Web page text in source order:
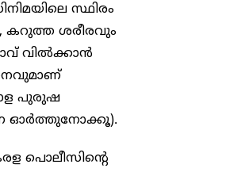
സ്ഥിരം
കറുത്ത ശരീരവും
വിൽക്കാൻ
പുരുഷ
ഓർത്തുനോക്കൂ).
പൊലീസിന്റെ